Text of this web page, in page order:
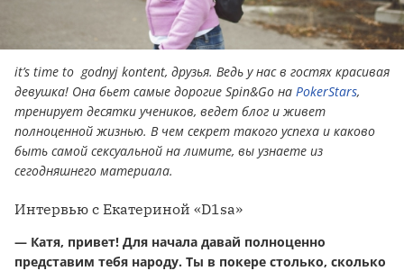
it’s time to godnyj kontent, друзья. Ведь у нас в гостях красивая
девушка! Она бьет самые дорогие Spin&Go на PokerStars,
тренирует десятки учеников, ведет блог и живет
полноценной жизнью. В чем секрет такого успеха и каково
быть самой сексуальной на лимите, вы узнаете из
сегодняшнего материала.
Интервью с Екатериной «D1sa»
— Катя, привет! Для начала давай полноценно
представим тебя народу. Ты в покере столько, сколько